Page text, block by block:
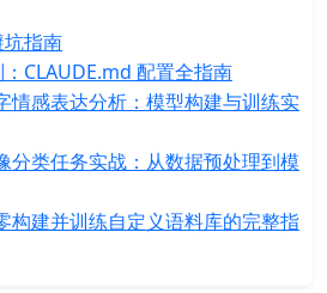
指南
CLAUDE.md 配置全指南
情感表达分析：模型构建与训练实
分类任务实战：从数据预处理到模
构建并训练自定义语料库的完整指